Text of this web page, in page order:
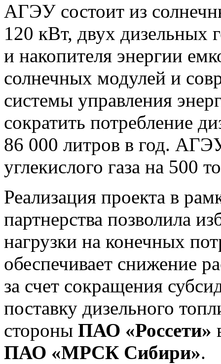
АГЭУ состоит из
120 кВт, двух дизельных
и накопителя энергии
солнечных модулей и
системы управления
сократить потребление
86 000 литров в год.
углекислого газа на 500
Реализация проекта в
партнерства позволила
нагрузки на конечных
обеспечивает снижение
за счет сокращения
поставку дизельного
стороны ПАО «Россети»
ПАО «МРСК Сибири».